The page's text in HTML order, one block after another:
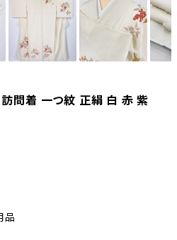
問着 一つ紋 正絹 白 赤 紫
品